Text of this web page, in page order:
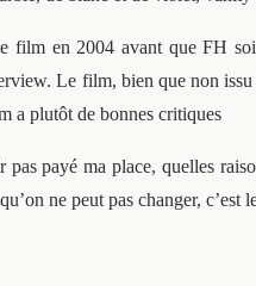
en 2004 avant que FH
Le film, bien que non
a plutôt de bonnes critiques
pas payé ma place, quelles
ne peut pas changer,